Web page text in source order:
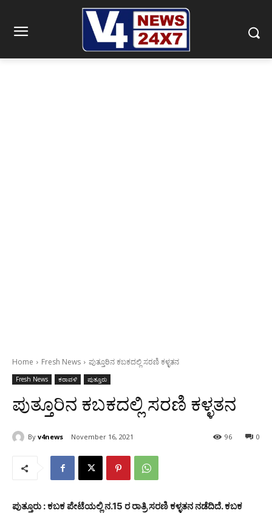
Home Fresh News ಪುತ್ತೂರಿನ ಕಬಕದಲ್ಲಿ ಸರಣಿ ಕಳ್ಳತನ
Fresh News ಕರಾವಳಿ ಪುತ್ತೂರು
ಪುತ್ತೂರಿನ ಕಬಕದಲ್ಲಿ ಸರಣಿ ಕಳ್ಳತನ
By v4news November 16, 2021 0
96
ಪುತ್ತೂರು : ಕಬಕ ಪೇಟೆಯಲ್ಲಿ ನ.15 ರ ರಾತ್ರಿ ಸರಣಿ ಕಳ್ಳತನ ನಡೆದಿದೆ. ಕಬಕ